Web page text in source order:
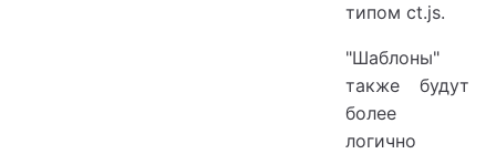
типом ct.js.
"Шаблоны"
также будут
более
логично